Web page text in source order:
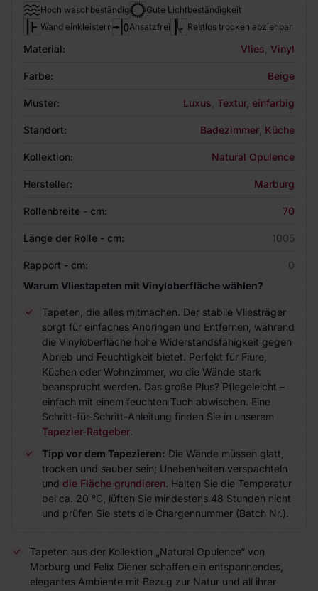
Hoch waschbeständig
Gute Lichtbeständigkeit
Wand einkleistern
Ansatzfrei Restlos trocken abziehbar
Material: Vlies Vinyl
Farbe: Beige
Muster: Luxus Textur, einfarbig
Standort: Badezimmer Küche
Kollektion: Natural Opulence
Hersteller: Marburg
Rollenbreite - cm: 70
Länge der Rolle - cm: 1005
Rapport - cm:
0
Warum Vliestapeten mit Vinyloberfläche wählen?
Tapeten, die alles mitmachen. Der stabile Vliesträger
sorgt für einfaches Anbringen und Entfernen, während
die Vinyloberfläche hohe Widerstandsfähigkeit gegen
Abrieb und Feuchtigkeit bietet. Perfekt für Flure,
Küchen oder Wohnzimmer, wo die Wände stark
beansprucht werden. Das große Plus? Pflegeleicht –
einfach mit einem feuchten Tuch abwischen. Eine
Schritt-für-Schritt-Anleitung finden Sie in unserem
Tapezier-Ratgeber.
Tipp vor dem Tapezieren: Die Wände müssen glatt,
trocken und sauber sein; Unebenheiten verspachteln
und die Fläche grundieren. Halten Sie die Temperatur
bei ca. 20 °C, lüften Sie mindestens 48 Stunden nicht
und prüfen Sie stets die Chargennummer (Batch Nr.).
Tapeten aus der Kollektion „Natural Opulence“ von
Marburg und Felix Diener schaffen ein entspannendes,
elegantes Ambiente mit Bezug zur Natur und all ihrer